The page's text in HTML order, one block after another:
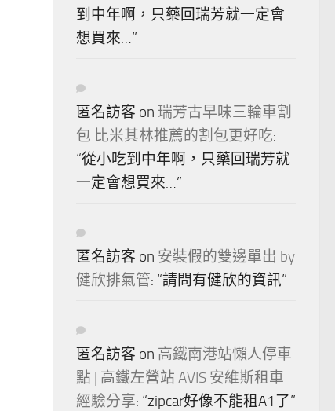
到中年啊，只藥回瑞芳就一定會
想買來…”
匿名訪客 on 瑞芳古早味三輪車割
包 比米其林推薦的割包更好吃:
“從小吃到中年啊，只藥回瑞芳就
一定會想買來…”
匿名訪客 on 安裝假的雙邊單出 by
健欣排氣管: “請問有健欣的資訊”
匿名訪客 on 高鐵南港站懶人停車
點 | 高鐵左營站 AVIS 安維斯租車
經驗分享: “zipcar好像不能租A1了”